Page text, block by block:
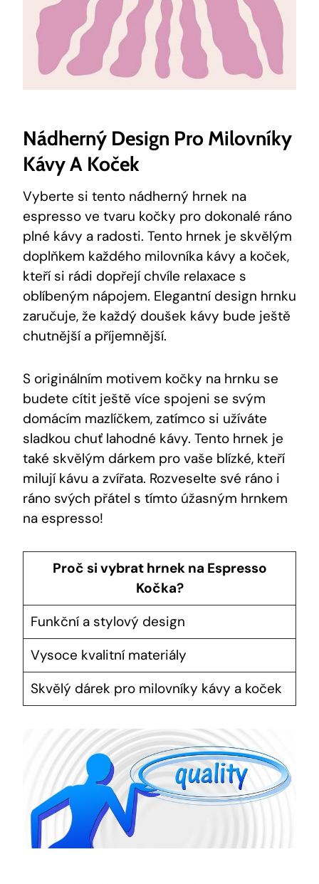
Nádherný Design Pro Milovníky
Kávy A Koček
Vyberte si tento nádherný hrnek na
espresso ve tvaru kočky pro dokonalé ráno
plné kávy a radosti. Tento hrnek je skvělým
doplňkem každého milovníka kávy a koček,
kteří si rádi dopřejí chvíle relaxace s
oblíbeným nápojem. Elegantní design hrnku
zaručuje, že každý doušek kávy bude ještě
chutnější a příjemnější.
S originálním motivem kočky na hrnku se
budete cítit ještě více spojeni se svým
domácím mazlíčkem, zatímco si užíváte
sladkou chuť lahodné kávy. Tento hrnek je
také skvělým dárkem pro vaše blízké, kteří
milují kávu a zvířata. Rozveselte své ráno i
ráno svých přátel s tímto úžasným hrnkem
na espresso!
Proč si vybrat hrnek na Espresso
Kočka?
Funkční a stylový design
Vysoce kvalitní materiály
Skvělý dárek pro milovníky kávy a koček